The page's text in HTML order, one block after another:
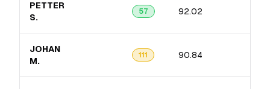
PETTER
S.
57 92.02
JOHAN
M.
111 90.84